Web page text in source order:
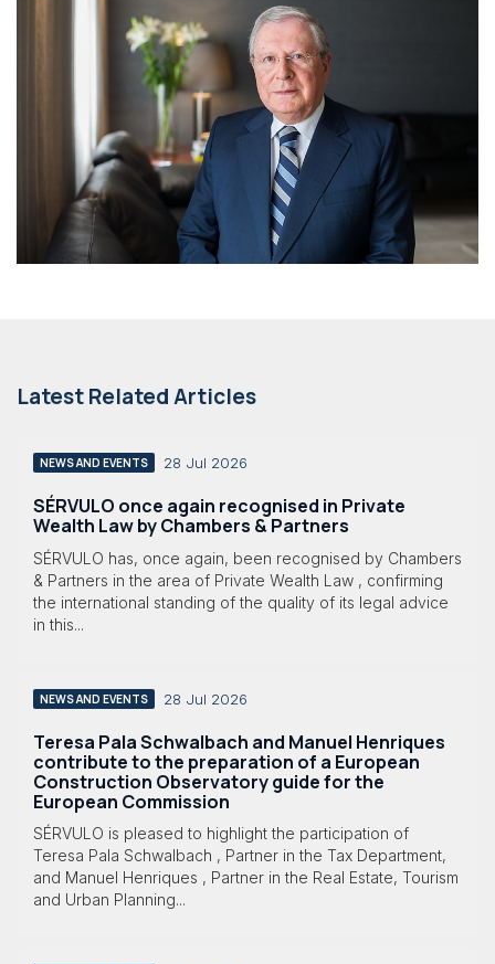
Latest Related Articles
NEWS AND EVENTS 28 Jul 2026
SÉRVULO once again recognised in Private
Wealth Law by Chambers & Partners
SÉRVULO has, once again, been recognised by Chambers
& Partners in the area of Private Wealth Law , confirming
the international standing of the quality of its legal advice
in this...
NEWS AND EVENTS 28 Jul 2026
Teresa Pala Schwalbach and Manuel Henriques
contribute to the preparation of a European
Construction Observatory guide for the
European Commission
SÉRVULO is pleased to highlight the participation of
Teresa Pala Schwalbach , Partner in the Tax Department,
and Manuel Henriques , Partner in the Real Estate, Tourism
and Urban Planning...